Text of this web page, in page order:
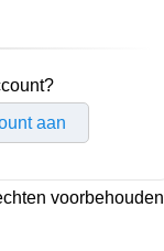
aan
voorbehouden